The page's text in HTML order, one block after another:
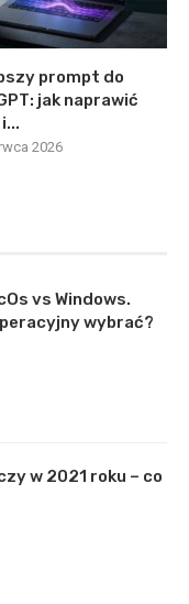
prompt do
jak naprawić
2026
vs Windows.
wybrać?
w 2021 roku – co